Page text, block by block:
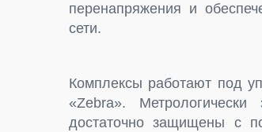
перенапряжения и
сети.
Комплексы работают под
«Zebra».
достаточно защищены с